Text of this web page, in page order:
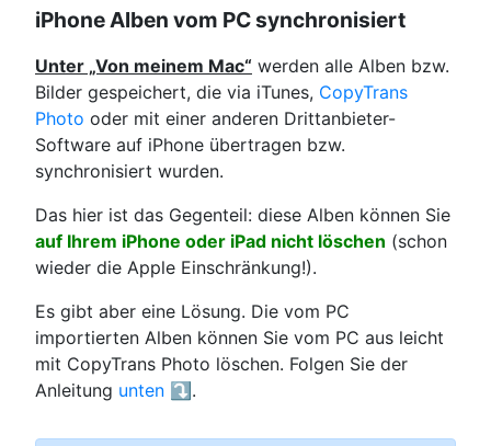
iPhone Alben vom PC synchronisiert
Unter „Von meinem Mac“ werden alle Alben bzw.
Bilder gespeichert, die via iTunes, CopyTrans
Photo oder mit einer anderen Drittanbieter-
Software auf iPhone übertragen bzw.
synchronisiert wurden.
Das hier ist das Gegenteil: diese Alben können Sie
auf Ihrem iPhone oder iPad nicht löschen (schon
wieder die Apple Einschränkung!).
Es gibt aber eine Lösung. Die vom PC
importierten Alben können Sie vom PC aus leicht
mit CopyTrans Photo löschen. Folgen Sie der
Anleitung unten ⤵️.